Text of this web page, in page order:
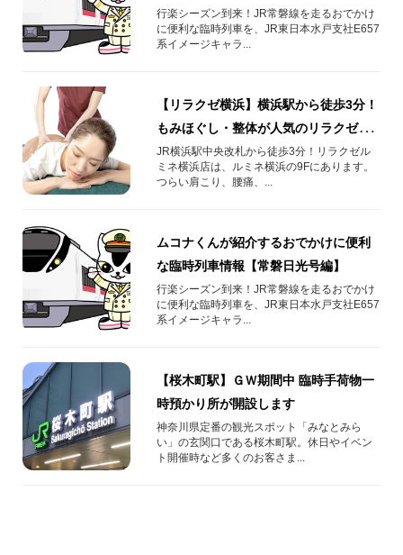
行楽シーズン到来！JR常磐線を走るおでかけ
に便利な臨時列車を、JR東日本水戸支社E657
系イメージキャラ...
【リラクゼ横浜】横浜駅から徒歩3分！
もみほぐし・整体が人気のリラクゼー
ションスポット！
JR横浜駅中央改札から徒歩3分！リラクゼル
ミネ横浜店は、ルミネ横浜の9Fにあります。
つらい肩こり、腰痛、...
ムコナくんが紹介するおでかけに便利
な臨時列車情報【常磐日光号編】
行楽シーズン到来！JR常磐線を走るおでかけ
に便利な臨時列車を、JR東日本水戸支社E657
系イメージキャラ...
【桜木町駅】ＧＷ期間中 臨時手荷物一
時預かり所が開設します
神奈川県定番の観光スポット「みなとみら
い」の玄関口である桜木町駅。休日やイベン
ト開催時など多くのお客さま...